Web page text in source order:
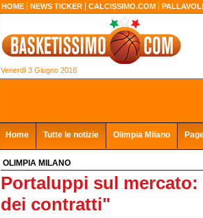
HOME NEWS TICKER CALCISSIMO.COM
Venerdì 3 Giugno 2016
Home Tutte le notizie Olimpia Milano
OLIMPIA MILANO
Portaluppi sul mercato:
dei contratti"